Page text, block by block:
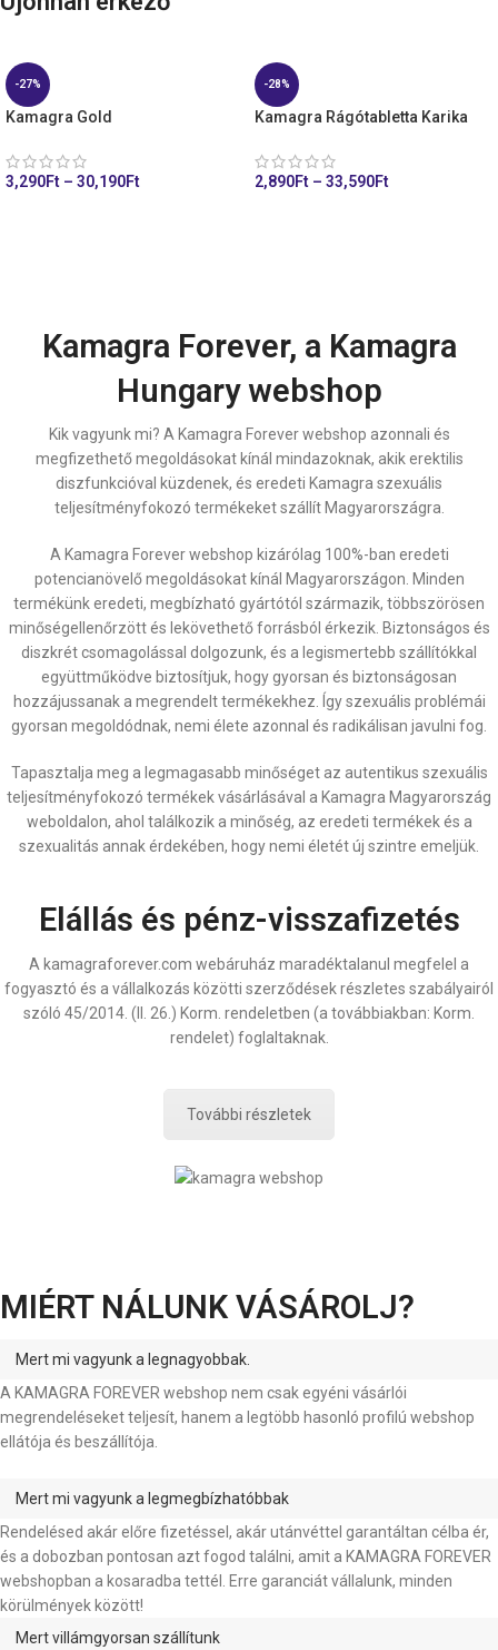
-27%
Kamagra Gold
3,290Ft – 30,190Ft
-28%
Kamagra Rágótabletta Karika
2,890Ft – 33,590Ft
Kamagra Forever, a Kamagra
Hungary webshop
Kik vagyunk mi? A Kamagra Forever webshop azonnali és
megfizethető megoldásokat kínál mindazoknak, akik erektilis
diszfunkcióval küzdenek, és eredeti Kamagra szexuális
teljesítményfokozó termékeket szállít Magyarországra.
A Kamagra Forever webshop kizárólag 100%-ban eredeti
potencianövelő megoldásokat kínál Magyarországon. Minden
termékünk eredeti, megbízható gyártótól származik, többszörösen
minőségellenőrzött és lekövethető forrásból érkezik. Biztonságos és
diszkrét csomagolással dolgozunk, és a legismertebb szállítókkal
együttműködve biztosítjuk, hogy gyorsan és biztonságosan
hozzájussanak a megrendelt termékekhez. Így szexuális problémái
gyorsan megoldódnak, nemi élete azonnal és radikálisan javulni fog.
Tapasztalja meg a legmagasabb minőséget az autentikus szexuális
teljesítményfokozó termékek vásárlásával a Kamagra Magyarország
weboldalon, ahol találkozik a minőség, az eredeti termékek és a
szexualitás annak érdekében, hogy nemi életét új szintre emeljük.
Elállás és pénz-visszafizetés
A kamagraforever.com webáruház maradéktalanul megfelel a
fogyasztó és a vállalkozás közötti szerződések részletes szabályairól
szóló 45/2014. (II. 26.) Korm. rendeletben (a továbbiakban: Korm.
rendelet) foglaltaknak.
További részletek
MIÉRT NÁLUNK VÁSÁROLJ?
Mert mi vagyunk a legnagyobbak.
A KAMAGRA FOREVER webshop nem csak egyéni vásárlói
megrendeléseket teljesít, hanem a legtöbb hasonló profilú webshop
ellátója és beszállítója.
Mert mi vagyunk a legmegbízhatóbbak
Rendelésed akár előre fizetéssel, akár utánvéttel garantáltan célba ér,
és a dobozban pontosan azt fogod találni, amit a KAMAGRA FOREVER
webshopban a kosaradba tettél. Erre garanciát vállalunk, minden
körülmények között!
Mert villámgyorsan szállítunk